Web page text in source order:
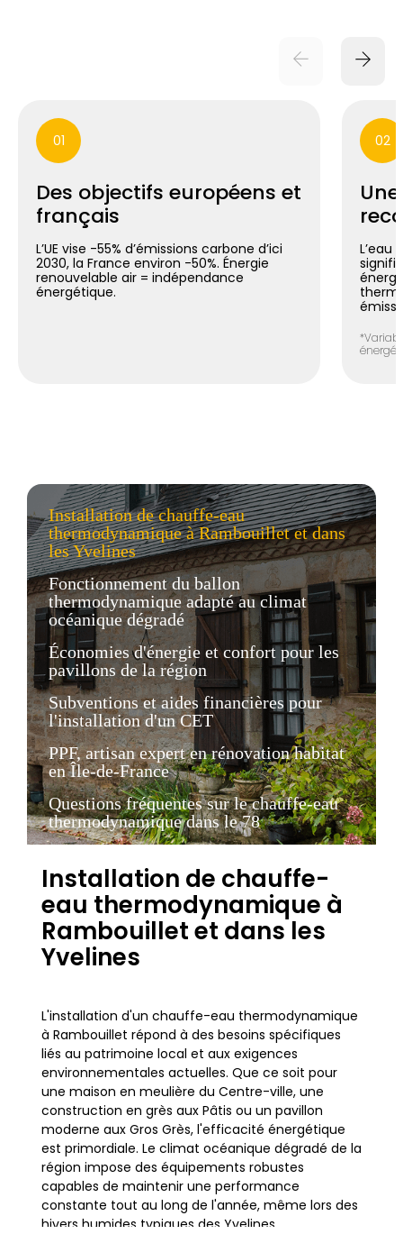
01
Des objectifs européens et
français
L’UE vise -55% d’émissions carbone d’ici
2030, la France environ -50%. Énergie
renouvelable air = indépendance
énergétique.
02
L’eau
Installation de chauffe-eau
thermodynamique à Rambouillet et dans
les Yvelines
Fonctionnement du ballon
thermodynamique adapté au climat
océanique dégradé
Économies d'énergie et confort pour les
pavillons de la région
Subventions et aides financières pour
l'installation d'un CET
PPF, artisan expert en rénovation habitat
en Île-de-France
Questions fréquentes sur le chauffe-eau
thermodynamique dans le 78
Installation de chauffe-
eau thermodynamique à
Rambouillet et dans les
Yvelines
L'installation d'un chauffe-eau thermodynamique
à Rambouillet répond à des besoins spécifiques
liés au patrimoine local et aux exigences
environnementales actuelles. Que ce soit pour
une maison en meulière du Centre-ville, une
construction en grès aux Pâtis ou un pavillon
moderne aux Gros Grès, l'efficacité énergétique
est primordiale. Le climat océanique dégradé de la
région impose des équipements robustes
capables de maintenir une performance
constante tout au long de l'année, même lors des
hivers humides typiques des Yvelines.